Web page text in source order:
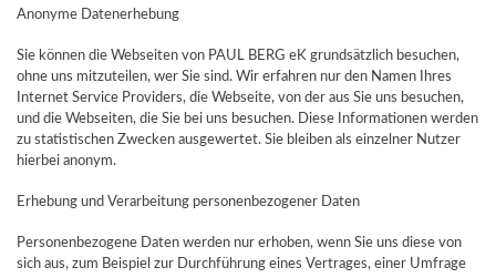
Anonyme Datenerhebung
Sie können die Webseiten von PAUL BERG eK grundsätzlich besuchen,
ohne uns mitzuteilen, wer Sie sind. Wir erfahren nur den Namen Ihres
Internet Service Providers, die Webseite, von der aus Sie uns besuchen,
und die Webseiten, die Sie bei uns besuchen. Diese Informationen werden
zu statistischen Zwecken ausgewertet. Sie bleiben als einzelner Nutzer
hierbei anonym.
Erhebung und Verarbeitung personenbezogener Daten
Personenbezogene Daten werden nur erhoben, wenn Sie uns diese von
sich aus, zum Beispiel zur Durchführung eines Vertrages, einer Umfrage